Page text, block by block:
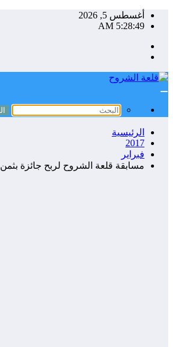
التجاوزأغسطس 5, 2026
5:28:50 AM
الرئيسية
2017
فبراير
مسابقة قلعة الشروح لربح جائزة بثمن 100 دولار !